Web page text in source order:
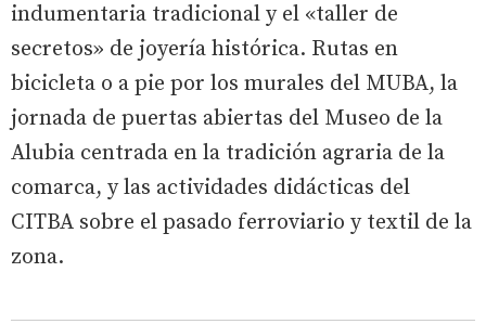
indumentaria tradicional y el «taller de
secretos» de joyería histórica. Rutas en
bicicleta o a pie por los murales del MUBA, la
jornada de puertas abiertas del Museo de la
Alubia centrada en la tradición agraria de la
comarca, y las actividades didácticas del
CITBA sobre el pasado ferroviario y textil de la
zona.